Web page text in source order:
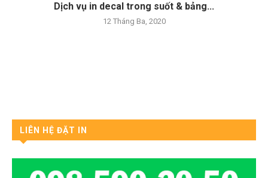
Dịch vụ in decal trong suốt & bảng...
12 Tháng Ba, 2020
LIÊN HỆ ĐẶT IN